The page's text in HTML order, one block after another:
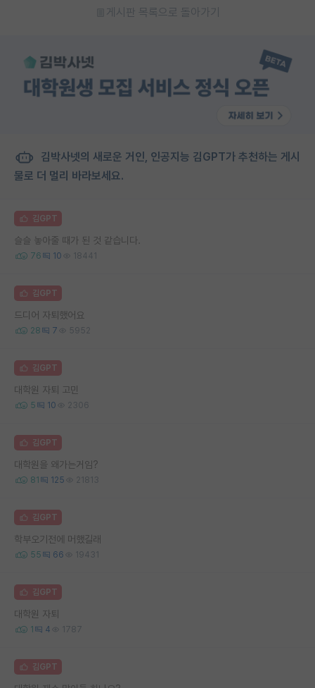
게시판 목록으로 돌아가기
김박사넷의 새로운 거인, 인공지능 김GPT가 추천하는 게시
물로 더 멀리 바라보세요.
김GPT
슬슬 놓아줄 때가 된 것 같습니다.
76 10 18441
김GPT
드디어 자퇴했어요
28 7 5952
김GPT
대학원 자퇴 고민
5 10 2306
김GPT
대학원을 왜가는거임?
81 125 21813
김GPT
학부오기전에 머했길래
55 66 19431
김GPT
대학원 자퇴
1 4 1787
김GPT